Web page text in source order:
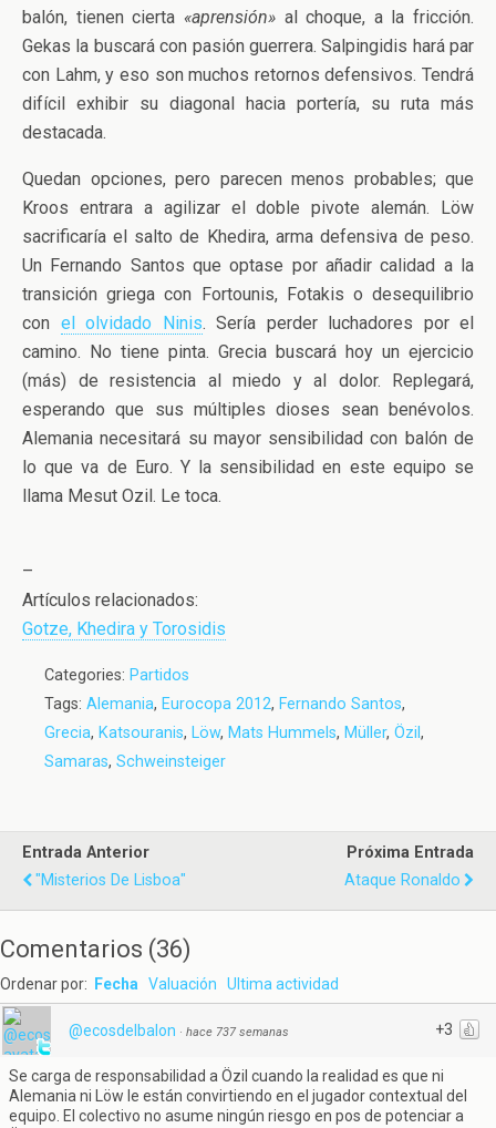
balón, tienen cierta «aprensión»al choque, a la fricción.
Gekas la buscará con pasión guerrera. Salpingidis hará par
con Lahm, y eso son muchos retornos defensivos. Tendrá
difícil exhibir su diagonal hacia portería, su ruta más
destacada.
Quedan opciones, pero parecen menos probables; que
Kroos entrara a agilizar el doble pivote alemán. Löw
sacrificaría el salto de Khedira, arma defensiva de peso.
Un Fernando Santos que optase por añadir calidad a la
transición griega con Fortounis, Fotakis o desequilibrio
con el olvidado Ninis. Sería perder luchadores por el
camino. No tiene pinta. Grecia buscará hoy un ejercicio
(más) de resistencia al miedo y al dolor. Replegará,
esperando que sus múltiples dioses sean benévolos.
Alemania necesitará su mayor sensibilidad con balón de
lo que va de Euro. Y la sensibilidad en este equipo se
llama Mesut Ozil. Le toca.
–
Artículos relacionados:
Gotze, Khedira y Torosidis
Categories: Partidos
Tags: Alemania, Eurocopa 2012, Fernando Santos,
Grecia, Katsouranis, Löw, Mats Hummels, Müller, Özil ,
Samaras, Schweinsteiger
Entrada Anterior
"Misterios De Lisboa"
Próxima Entrada
Ataque Ronaldo
Comentarios (36)
Ordenar por: Fecha Valuación Ultima actividad
+3
@ecosdelbalon · hace 737 semanas
Se carga de responsabilidad a Özil cuando la realidad es que ni
Alemania ni Löw le están convirtiendo en el jugador contextual del
equipo. El colectivo no asume ningún riesgo en pos de potenciar a